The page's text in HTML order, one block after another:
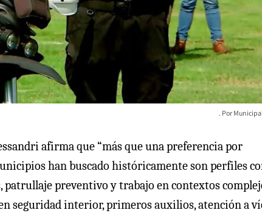
afirma que “más que una preferencia por
han buscado históricamente son perfiles
preventivo y trabajo en contextos
seguridad interior, primeros auxilios, atención a